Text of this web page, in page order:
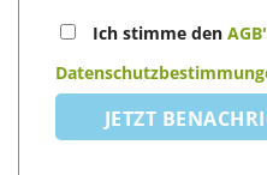
Ich stimme den
JETZT